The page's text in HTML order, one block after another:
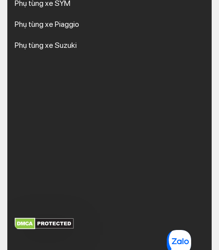
Phụ tùng xe SYM
Phụ tùng xe Piaggio
Phụ tùng xe Suzuki
XEM THÊM